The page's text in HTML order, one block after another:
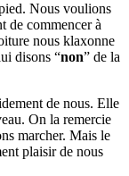
Nous voulions
de commencer à
nous klaxonne
disons “non” de la
de nous. Elle
On la remercie
marcher. Mais le
plaisir de nous